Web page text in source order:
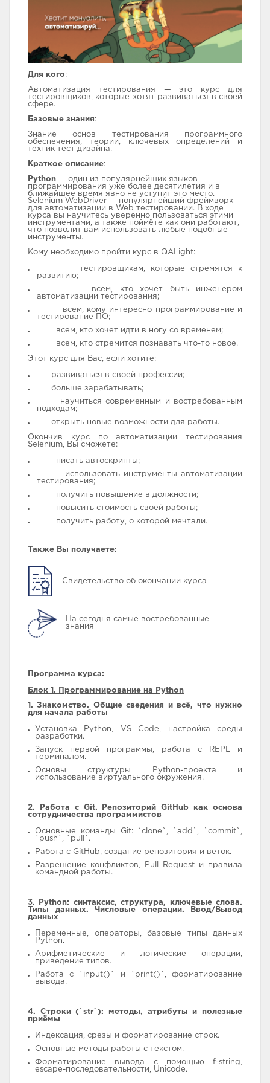
Для кого:
Автоматизация тестирования — это курс для
тестировщиков, которые хотят развиваться в своей
сфере.
Базовые знания:
Знание основ тестирования программного
обеспечения, теории, ключевых определений и
техник тест дизайна.
Краткое описание:
Python — один из популярнейших языков
программирования уже более десятилетия и в
ближайшее время явно не уступит это место.
Selenium WebDriver — популярнейший фреймворк
для автоматизации в Web тестировании. В ходе
курса вы научитесь уверенно пользоваться этими
инструментами, а также поймёте как они работают,
что позволит вам использовать любые подобные
инструменты.
Кому необходимо пройти курс в QALight:
тестировщикам, которые стремятся к
развитию;
всем, кто хочет быть инженером
автоматизации тестирования;
всем, кому интересно программирование и
тестирование ПО;
всем, кто хочет идти в ногу со временем;
всем, кто стремится познавать что-то новое.
Этот курс для Вас, если хотите:
развиваться в своей профессии;
больше зарабатывать;
научиться современным и востребованным
подходам;
открыть новые возможности для работы.
Окончив курс по автоматизации тестирования
Selenium, Вы сможете:
писать автоскрипты;
использовать инструменты автоматизации
тестирования;
получить повышение в должности;
повысить стоимость своей работы;
получить работу, о которой мечтали.
Также Вы получаете:
Свидетельство об окончании курса
На сегодня самые востребованные
знания
Программа курса:
Блок 1. Программирование на Python
1. Знакомство. Общие сведения и всё, что нужно
для начала работы
Установка Python, VS Code, настройка среды
разработки.
Запуск первой программы, работа с REPL и
терминалом.
Основы структуры Python-проекта и
использование виртуального окружения.
2. Работа с Git. Репозиторий GitHub как основа
сотрудничества программистов
Основные команды Git: `clone`, `add`, `commit`,
`push`, `pull`.
Работа с GitHub, создание репозитория и веток.
Разрешение конфликтов, Pull Request и правила
командной работы.
3. Python: синтаксис, структура, ключевые слова.
Типы данных. Числовые операции. Ввод/Вывод
данных
Переменные, операторы, базовые типы данных
Python.
Арифметические и логические операции,
приведение типов.
Работа с `input()` и `print()`, форматирование
вывода.
4. Строки (`str`): методы, атрибуты и полезные
приёмы
Индексация, срезы и форматирование строк.
Основные методы работы с текстом.
Форматирование вывода с помощью f-string,
escape-последовательности, Unicode.